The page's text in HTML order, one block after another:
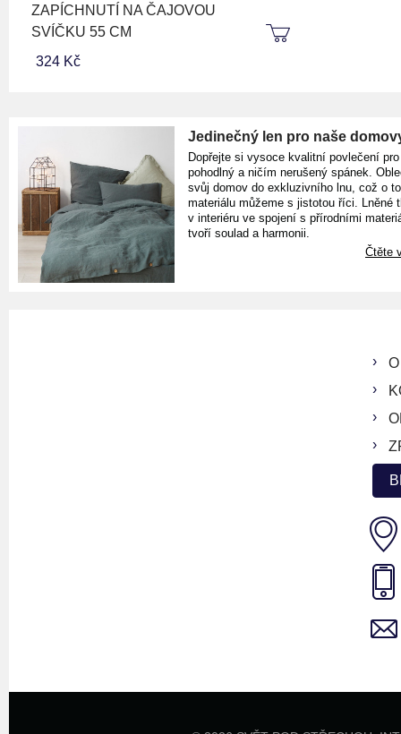
ZAPÍCHNUTÍ NA ČAJOVOU
SVÍČKU 55 CM
324 Kč
Jedinečný len pro naše
Dopřejte si vysoce kvalitní povlečení pro
pohodlný a ničím nerušený spánek.
svůj domov do exkluzivního lnu, což o
materiálu můžeme s jistotou říci. Lněné
v interiéru ve spojení s přírodními
tvoří soulad a harmonii.
Čtěte